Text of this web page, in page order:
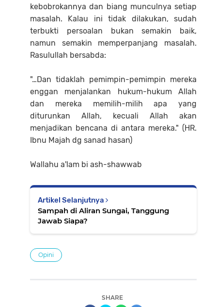
kebobrokannya dan biang munculnya setiap
masalah. Kalau ini tidak dilakukan, sudah
terbukti persoalan bukan semakin baik,
namun semakin memperpanjang masalah.
Rasulullah bersabda:
"…Dan tidaklah pemimpin-pemimpin mereka
enggan menjalankan hukum-hukum Allah
dan mereka memilih-milih apa yang
diturunkan Allah, kecuali Allah akan
menjadikan bencana di antara mereka." (HR.
Ibnu Majah dg sanad hasan)
Wallahu a'lam bi ash-shawwab
Artikel Selanjutnya
Sampah di Aliran Sungai, Tanggung
Jawab Siapa?
Opini
SHARE